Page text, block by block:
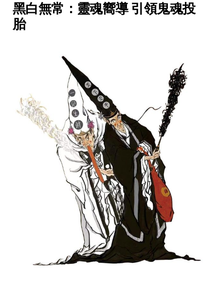
黑白無常：靈魂嚮導 引領鬼魂投
胎